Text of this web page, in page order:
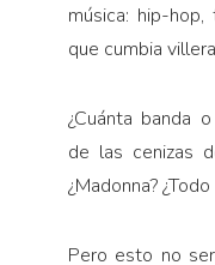
música: hip-
que cumbia
¿Cuánta banda
de las cenizas
¿Madonna?
Pero esto no